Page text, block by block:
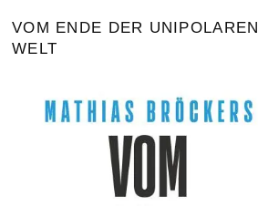
VOM ENDE DER UNIPOLAREN
WELT